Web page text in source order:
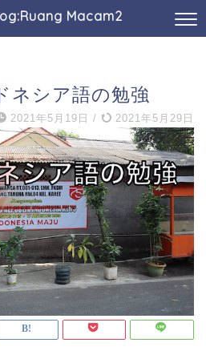
Macam2
ネシア語の勉強
2021年5月19日 / 2021年5月29日